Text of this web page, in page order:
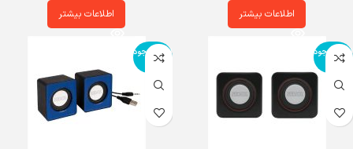
اطلاعات بیشتر اطلاعات بیشتر
اتمام موجود
ی
اتمام موجود
ی